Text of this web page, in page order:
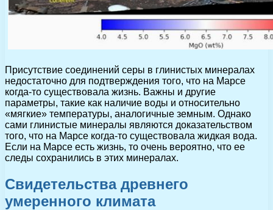
Присутствие соединений серы в глинистых минералах
недостаточно для подтверждения того, что на Марсе
когда-то существовала жизнь. Важны и другие
параметры, такие как наличие воды и относительно
«мягкие» температуры, аналогичные земным. Однако
сами глинистые минералы являются доказательством
того, что на Марсе когда-то существовала жидкая вода.
Если на Марсе есть жизнь, то очень вероятно, что ее
следы сохранились в этих минералах.
Свидетельства древнего
умеренного климата